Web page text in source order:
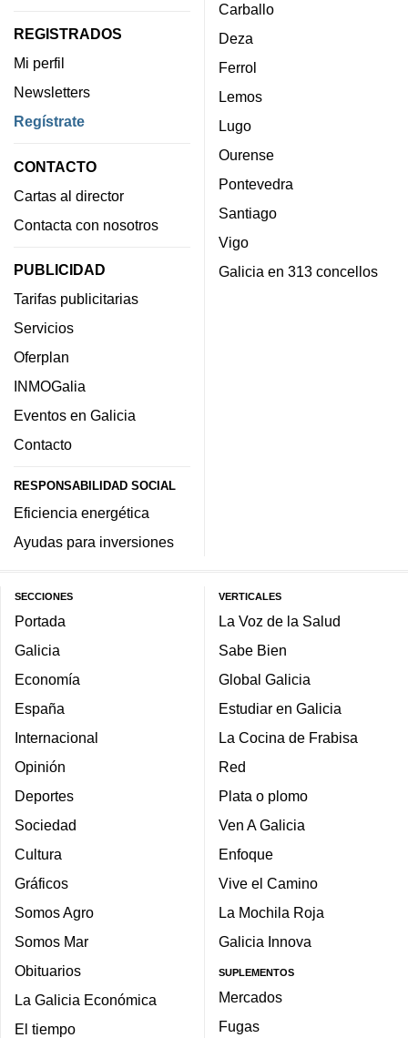
REGISTRADOS
Mi perfil
Newsletters
Regístrate
CONTACTO
Cartas al director
Contacta con nosotros
PUBLICIDAD
Tarifas publicitarias
Servicios
Oferplan
INMOGalia
Eventos en Galicia
Contacto
RESPONSABILIDAD SOCIAL
Eficiencia energética
Ayudas para inversiones
Carballo
Deza
Ferrol
Lemos
Lugo
Ourense
Pontevedra
Santiago
Vigo
Galicia en 313 concellos
SECCIONES
Portada
Galicia
Economía
España
Internacional
Opinión
Deportes
Sociedad
Cultura
Gráficos
Somos Agro
Somos Mar
Obituarios
La Galicia Económica
El tiempo
VERTICALES
La Voz de la Salud
Sabe Bien
Global Galicia
Estudiar en Galicia
La Cocina de Frabisa
Red
Plata o plomo
Ven A Galicia
Enfoque
Vive el Camino
La Mochila Roja
Galicia Innova
SUPLEMENTOS
Mercados
Fugas